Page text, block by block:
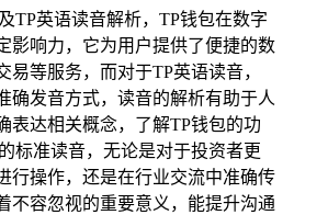
及TP英语读音解析，TP钱包在数字
影响力，它为用户提供了便捷的数
易等服务，而对于TP英语读音，
确发音方式，读音的解析有助于人
表达相关概念，了解TP钱包的功
标准读音，无论是对于投资者更
行操作，还是在行业交流中准确传
不容忽视的重要意义，能提升沟通